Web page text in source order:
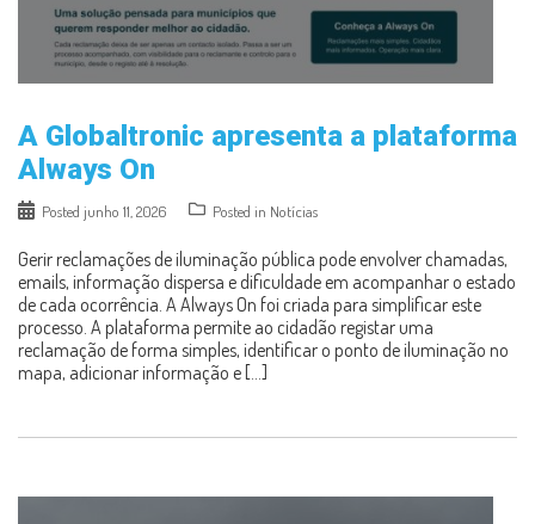
A Globaltronic apresenta a plataforma
Always On
Posted junho 11, 2026 Posted in Notícias
Gerir reclamações de iluminação pública pode envolver chamadas,
emails, informação dispersa e dificuldade em acompanhar o estado
de cada ocorrência. A Always On foi criada para simplificar este
processo. A plataforma permite ao cidadão registar uma
reclamação de forma simples, identificar o ponto de iluminação no
mapa, adicionar informação e […]